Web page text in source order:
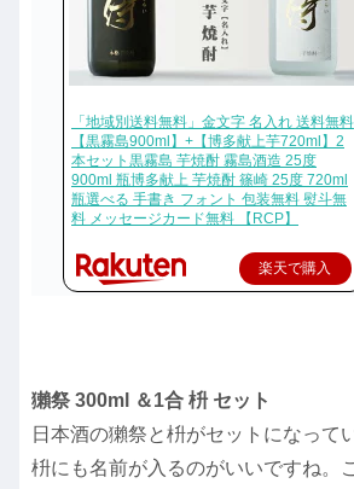
「地域別送料無料」金文字 名入れ 送料無料
【黒霧島900ml】+【博多献上芋720ml】2
本セット黒霧島 芋焼酎 霧島酒造 25度
900ml 瓶博多献上 芋焼酎 篠崎 25度 720ml
瓶選べる 手書き フォント 包装無料 熨斗無
料 メッセージカード無料 【RCP】
楽天で購入
獺祭 300ml ＆1合 枡 セット
日本酒の獺祭と枡がセットになって
枡にも名前が入るのがいいですね。